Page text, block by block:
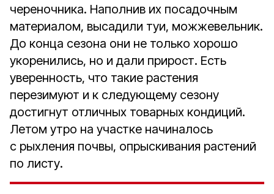
череночника. Наполнив их посадочным
материалом, высадили туи, можжевельник.
До конца сезона они не только хорошо
укоренились, но и дали прирост. Есть
уверенность, что такие растения
перезимуют и к следующему сезону
достигнут отличных товарных кондиций.
Летом утро на участке начиналось
с рыхления почвы, опрыскивания растений
по листу.